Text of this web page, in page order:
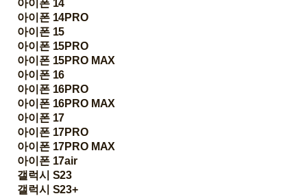
아이폰 14
아이폰 14PRO
아이폰 15
아이폰 15PRO
아이폰 15PRO MAX
아이폰 16
아이폰 16PRO
아이폰 16PRO MAX
아이폰 17
아이폰 17PRO
아이폰 17PRO MAX
아이폰 17air
갤럭시 S23
갤럭시 S23+